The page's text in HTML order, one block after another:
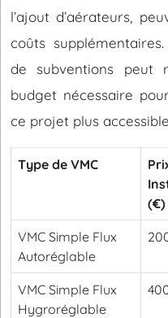
l’ajout d’aérateurs,
coûts
de subventions peut
budget nécessaire
ce projet plus
Type de VMC
(€)
VMC Simple Flux
Autoréglable
VMC Simple Flux
Hygroréglable